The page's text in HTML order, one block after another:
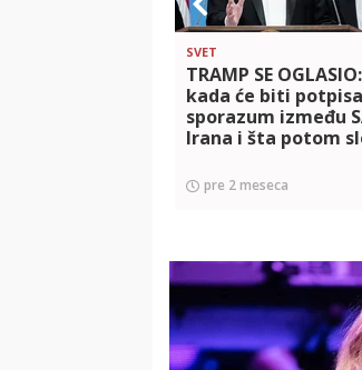
SVET
TRAMP SE
kada će biti
sporazum između
Irana i šta potom
pre 2 meseca